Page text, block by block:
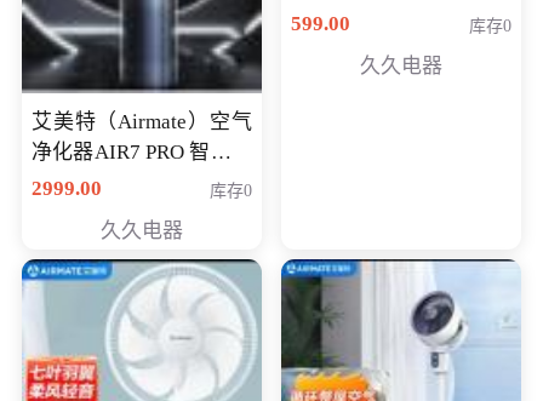
艾美特（Airmate）空气
净化器AIR7 PRO 智能全
屋空气循环负离子旗舰
2999.00 库存0
久久电器
流变频节能轻音空气循
鹅，白天鹅智能)
599.00 库存0
久久电器